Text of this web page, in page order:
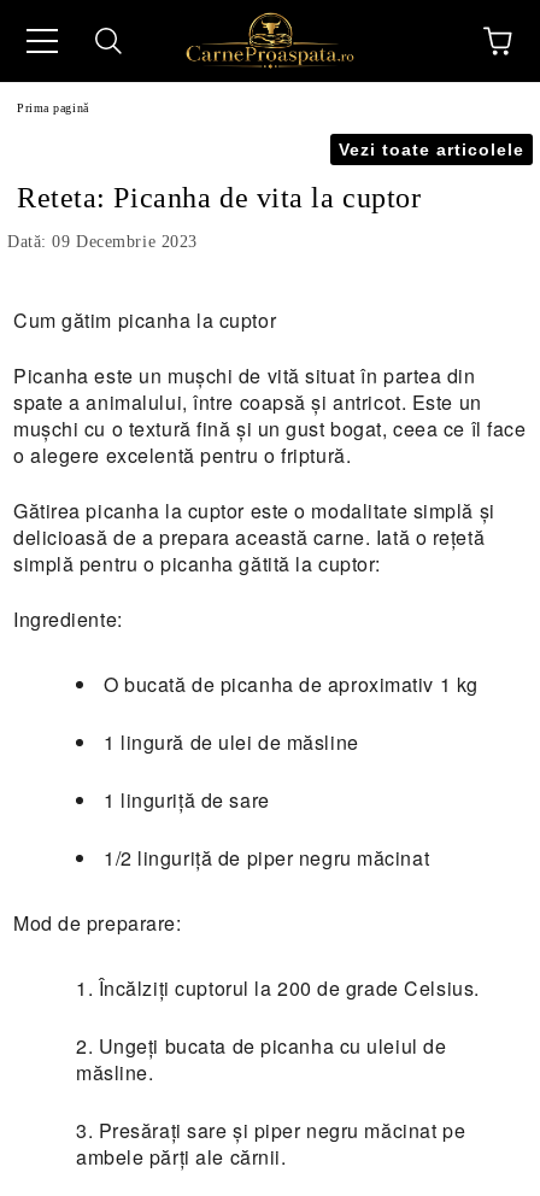
30%
Prima pagină
Vezi toate articolele
Reteta: Picanha de vita la cuptor
Dată: 09 Decembrie 2023
Cum gătim picanha la cuptor
Picanha este un mușchi de vită situat în partea din
spate a animalului, între coapsă și antricot. Este un
mușchi cu o textură fină și un gust bogat, ceea ce îl face
o alegere excelentă pentru o friptură.
Gătirea picanha la cuptor este o modalitate simplă și
delicioasă de a prepara această carne. Iată o rețetă
simplă pentru o picanha gătită la cuptor:
Ingrediente:
O bucată de picanha de aproximativ 1 kg
1 lingură de ulei de măsline
1 linguriță de sare
1/2 linguriță de piper negru măcinat
Mod de preparare:
Încălziți cuptorul la 200 de grade Celsius.
Ungeți bucata de picanha cu uleiul de
măsline.
Presărați sare și piper negru măcinat pe
ambele părți ale cărnii.